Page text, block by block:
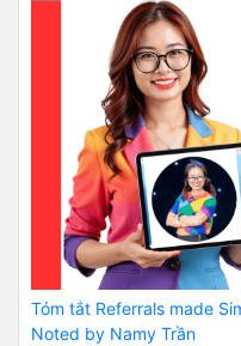
Tóm tắt Referrals made
Noted by Namy Trần